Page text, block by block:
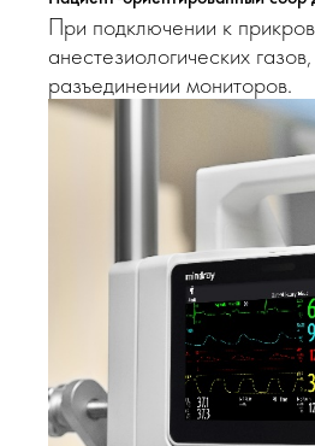
При подключении к
анестезиологических
разъединении мониторов.